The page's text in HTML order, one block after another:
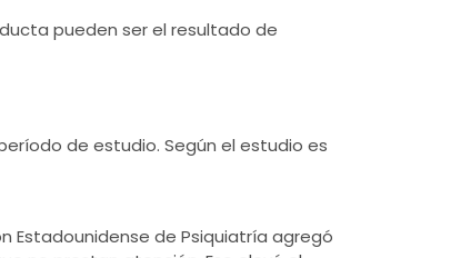
pueden ser el resultado de
de estudio. Según el estudio es
Estadounidense de Psiquiatría agregó